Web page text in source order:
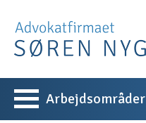
Arbejdsområder